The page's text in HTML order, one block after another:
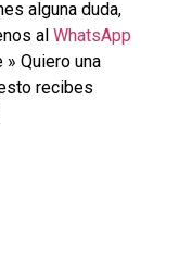
alguna duda,
al WhatsApp
Quiero una
recibes